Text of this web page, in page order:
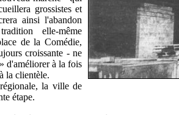
grossistes et
ainsi l'abandon
elle-même
de la Comédie,
croissante - ne
d'améliorer à la fois
la clientèle.
la ville de
étape.